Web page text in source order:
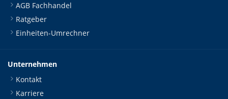
AGB Fachhandel
Ratgeber
Einheiten-Umrechner
Unternehmen
Kontakt
Karriere